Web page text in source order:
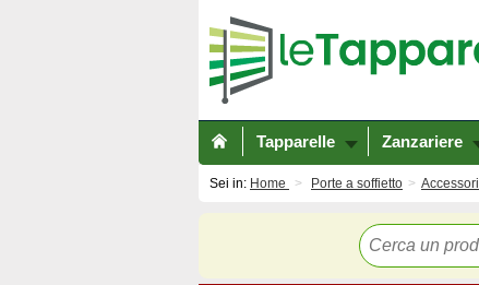
Tapparelle Zanzariere
Sei in: Home Porte a soffietto Accessori